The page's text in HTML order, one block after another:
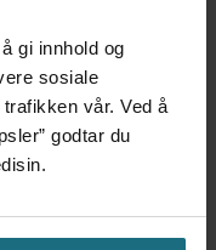
gi innhold og
sosiale
vår. Ved å
godtar du
16-fots
kom det
før